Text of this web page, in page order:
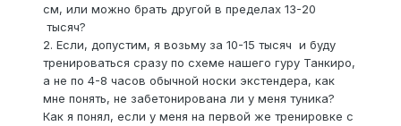
см, или можно брать другой в пределах 13-20
тысяч?
2. Если, допустим, я возьму за 10-15 тысяч и буду
тренироваться сразу по схеме нашего гуру Танкиро,
а не по 4-8 часов обычной носки экстендера, как
мне понять, не забетонирована ли у меня туника?
Как я понял, если у меня на первой же тренировке с